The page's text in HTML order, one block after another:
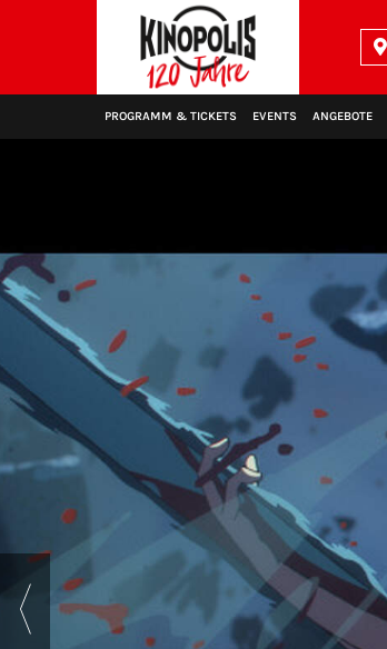
PROGRAMM & TICKETS EVENTS ANGEBOTE